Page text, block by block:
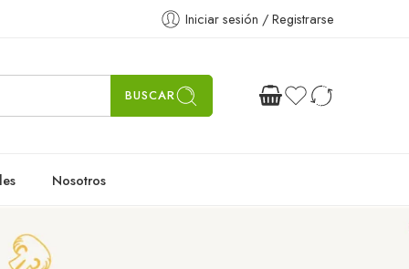
Iniciar sesión / Registrarse
BUSCAR
Nosotros